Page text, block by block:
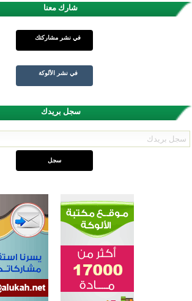
شارك معنا
في نشر مشاركتك
في نشر الألوكة
سجل بريدك